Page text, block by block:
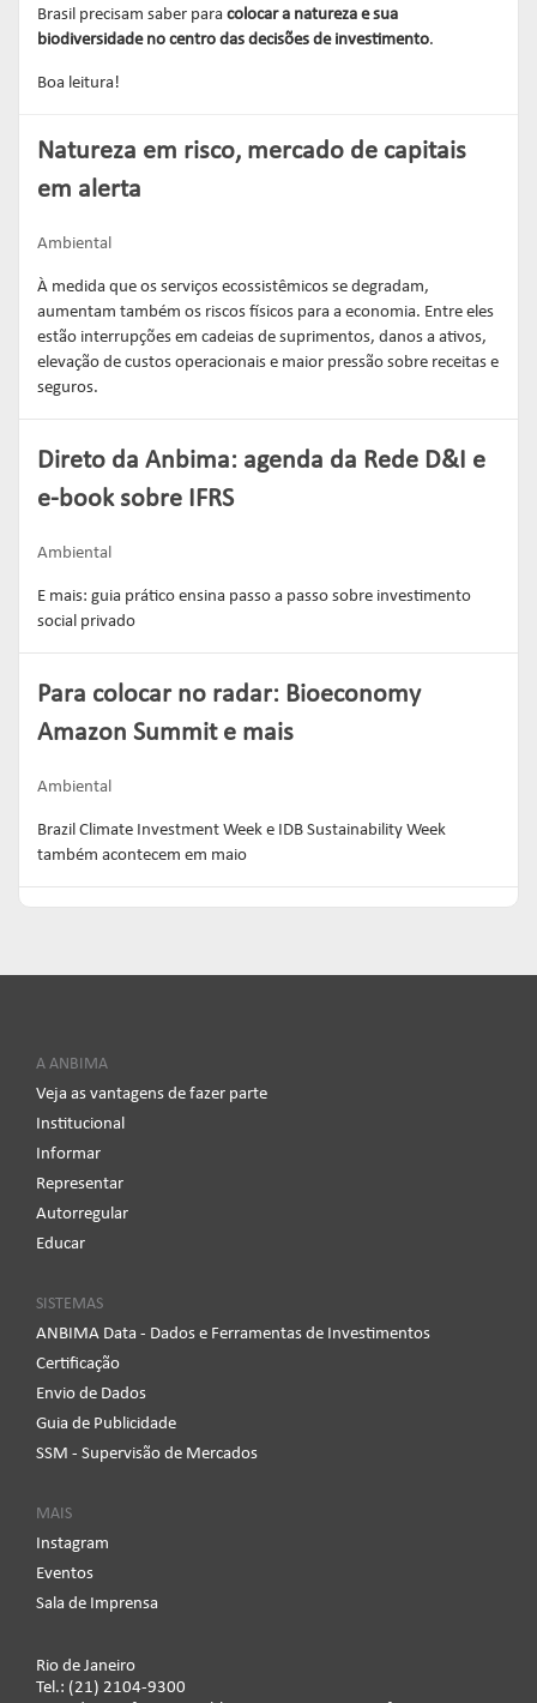
Brasil precisam saber para colocar a natureza e sua
biodiversidade no centro das decisões de investimento.
Boa leitura!
Natureza em risco, mercado de capitais
em alerta
Ambiental
À medida que os serviços ecossistêmicos se degradam,
aumentam também os riscos físicos para a economia. Entre eles
estão interrupções em cadeias de suprimentos, danos a ativos,
elevação de custos operacionais e maior pressão sobre receitas e
seguros.
Direto da Anbima: agenda da Rede D&I e
e-book sobre IFRS
Ambiental
E mais: guia prático ensina passo a passo sobre investimento
social privado
Para colocar no radar: Bioeconomy
Amazon Summit e mais
Ambiental
Brazil Climate Investment Week e IDB Sustainability Week
também acontecem em maio
A ANBIMA
Veja as vantagens de fazer parte
Institucional
Informar
Representar
Autorregular
Educar
SISTEMAS
ANBIMA Data - Dados e Ferramentas de Investimentos
Certificação
Envio de Dados
Guia de Publicidade
SSM - Supervisão de Mercados
MAIS
Instagram
Eventos
Sala de Imprensa
Rio de Janeiro
Tel.: (21) 2104-9300